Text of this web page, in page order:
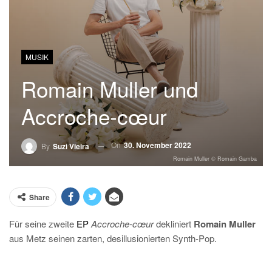
MUSIK
Romain Muller und
Accroche-cœur
By Suzi Vieira On30. November 2022
Romain Muller © Romain Gamba
Share
Für seine zweite EPAccroche-cœurdekliniert Romain Muller
aus Metz seinen zarten, desillusionierten Synth-Pop.